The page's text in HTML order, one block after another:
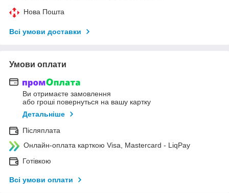
Нова Пошта
Всі умови доставки
Умови оплати
Ви отримаєте замовлення
або гроші повернуться на вашу картку
Детальніше
Післяплата
Онлайн-оплата карткою Visa, Mastercard - LiqPay
Готівкою
Всі умови оплати